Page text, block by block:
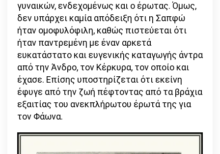
γυναικών, ενδεχομένως και ο έρωτας. Όμως,
δεν υπάρχει καμία απόδειξη ότι η Σαπφώ
ήταν ομοφυλόφιλη, καθώς πιστεύεται ότι
ήταν παντρεμένη με έναν αρκετά
ευκατάστατο και ευγενικής καταγωγής άντρα
από την Άνδρο, τον Κέρκυρα, τον οποίο και
έχασε. Επίσης υποστηρίζεται ότι εκείνη
έφυγε από την ζωή πέφτοντας από τα βράχια
εξαιτίας του ανεκπλήρωτου έρωτά της για
τον Φάωνα.